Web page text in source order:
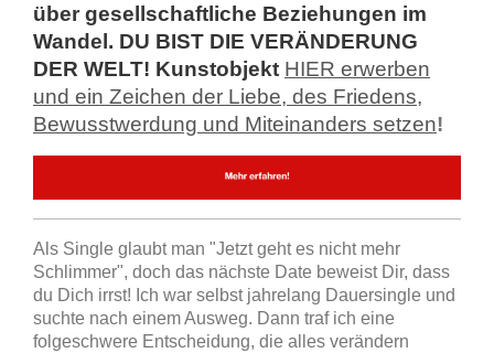
über gesellschaftliche Beziehungen im
Wandel. DU BIST DIE VERÄNDERUNG
DER WELT! Kunstobjekt HIER erwerben
und ein Zeichen der Liebe, des Friedens,
Bewusstwerdung und Miteinanders setzen!
Als Single glaubt man "Jetzt geht es nicht mehr
Schlimmer", doch das nächste Date beweist Dir, dass
du Dich irrst! Ich war selbst jahrelang Dauersingle und
suchte nach einem Ausweg. Dann traf ich eine
folgeschwere Entscheidung, die alles verändern